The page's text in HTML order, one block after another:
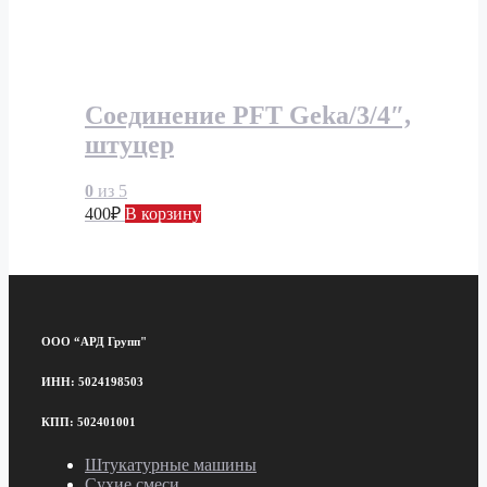
Соединение PFT Geka/3/4″,
штуцер
0 из 5
400₽ В корзину
ООО “АРД Групп"
ИНН: 5024198503
КПП: 502401001
Штукатурные машины